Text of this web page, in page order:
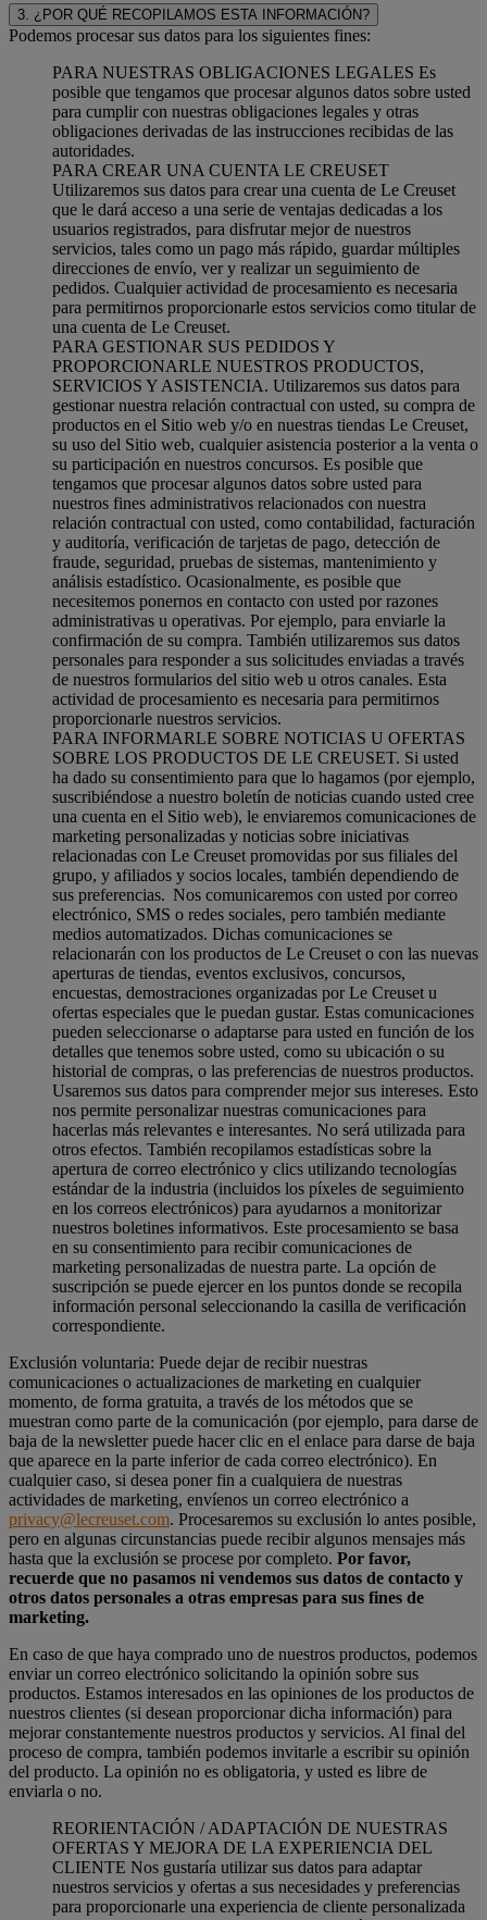
3. ¿POR QUÉ RECOPILAMOS ESTA INFORMACIÓN?
Podemos procesar sus datos para los siguientes fines:
PARA NUESTRAS OBLIGACIONES LEGALES Es
posible que tengamos que procesar algunos datos sobre usted
para cumplir con nuestras obligaciones legales y otras
obligaciones derivadas de las instrucciones recibidas de las
autoridades.
PARA CREAR UNA CUENTA LE CREUSET
Utilizaremos sus datos para crear una cuenta de Le Creuset
que le dará acceso a una serie de ventajas dedicadas a los
usuarios registrados, para disfrutar mejor de nuestros
servicios, tales como un pago más rápido, guardar múltiples
direcciones de envío, ver y realizar un seguimiento de
pedidos. Cualquier actividad de procesamiento es necesaria
para permitirnos proporcionarle estos servicios como titular de
una cuenta de Le Creuset.
PARA GESTIONAR SUS PEDIDOS Y
PROPORCIONARLE NUESTROS PRODUCTOS,
SERVICIOS Y ASISTENCIA. Utilizaremos sus datos para
gestionar nuestra relación contractual con usted, su compra de
productos en el Sitio web y/o en nuestras tiendas Le Creuset,
su uso del Sitio web, cualquier asistencia posterior a la venta o
su participación en nuestros concursos. Es posible que
tengamos que procesar algunos datos sobre usted para
nuestros fines administrativos relacionados con nuestra
relación contractual con usted, como contabilidad, facturación
y auditoría, verificación de tarjetas de pago, detección de
fraude, seguridad, pruebas de sistemas, mantenimiento y
análisis estadístico. Ocasionalmente, es posible que
necesitemos ponernos en contacto con usted por razones
administrativas u operativas. Por ejemplo, para enviarle la
confirmación de su compra. También utilizaremos sus datos
personales para responder a sus solicitudes enviadas a través
de nuestros formularios del sitio web u otros canales. Esta
actividad de procesamiento es necesaria para permitirnos
proporcionarle nuestros servicios.
PARA INFORMARLE SOBRE NOTICIAS U OFERTAS
SOBRE LOS PRODUCTOS DE LE CREUSET. Si usted
ha dado su consentimiento para que lo hagamos (por ejemplo,
suscribiéndose a nuestro boletín de noticias cuando usted cree
una cuenta en el Sitio web), le enviaremos comunicaciones de
marketing personalizadas y noticias sobre iniciativas
relacionadas con Le Creuset promovidas por sus filiales del
grupo, y afiliados y socios locales, también dependiendo de
sus preferencias. Nos comunicaremos con usted por correo
electrónico, SMS o redes sociales, pero también mediante
medios automatizados. Dichas comunicaciones se
relacionarán con los productos de Le Creuset o con las nuevas
aperturas de tiendas, eventos exclusivos, concursos,
encuestas, demostraciones organizadas por Le Creuset u
ofertas especiales que le puedan gustar. Estas comunicaciones
pueden seleccionarse o adaptarse para usted en función de los
detalles que tenemos sobre usted, como su ubicación o su
historial de compras, o las preferencias de nuestros productos.
Usaremos sus datos para comprender mejor sus intereses. Esto
nos permite personalizar nuestras comunicaciones para
hacerlas más relevantes e interesantes. No será utilizada para
otros efectos. También recopilamos estadísticas sobre la
apertura de correo electrónico y clics utilizando tecnologías
estándar de la industria (incluidos los píxeles de seguimiento
en los correos electrónicos) para ayudarnos a monitorizar
nuestros boletines informativos. Este procesamiento se basa
en su consentimiento para recibir comunicaciones de
marketing personalizadas de nuestra parte. La opción de
suscripción se puede ejercer en los puntos donde se recopila
información personal seleccionando la casilla de verificación
correspondiente.
Exclusión voluntaria: Puede dejar de recibir nuestras
comunicaciones o actualizaciones de marketing en cualquier
momento, de forma gratuita, a través de los métodos que se
muestran como parte de la comunicación (por ejemplo, para darse de
baja de la newsletter puede hacer clic en el enlace para darse de baja
que aparece en la parte inferior de cada correo electrónico). En
cualquier caso, si desea poner fin a cualquiera de nuestras
actividades de marketing, envíenos un correo electrónico a
privacy@lecreuset.com. Procesaremos su exclusión lo antes posible,
pero en algunas circunstancias puede recibir algunos mensajes más
hasta que la exclusión se procese por completo. Por favor,
recuerde que no pasamos ni vendemos sus datos de contacto y
otros datos personales a otras empresas para sus fines de
marketing.
En caso de que haya comprado uno de nuestros productos, podemos
enviar un correo electrónico solicitando la opinión sobre sus
productos. Estamos interesados en las opiniones de los productos de
nuestros clientes (si desean proporcionar dicha información) para
mejorar constantemente nuestros productos y servicios. Al final del
proceso de compra, también podemos invitarle a escribir su opinión
del producto. La opinión no es obligatoria, y usted es libre de
enviarla o no.
REORIENTACIÓN / ADAPTACIÓN DE NUESTRAS
OFERTAS Y MEJORA DE LA EXPERIENCIA DEL
CLIENTE Nos gustaría utilizar sus datos para adaptar
nuestros servicios y ofertas a sus necesidades y preferencias
para proporcionarle una experiencia de cliente personalizada